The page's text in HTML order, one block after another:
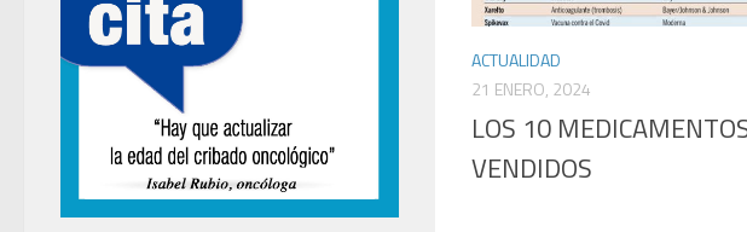
ACTUALIDAD
21 ENERO, 2024
LOS 10
VENDIDOS